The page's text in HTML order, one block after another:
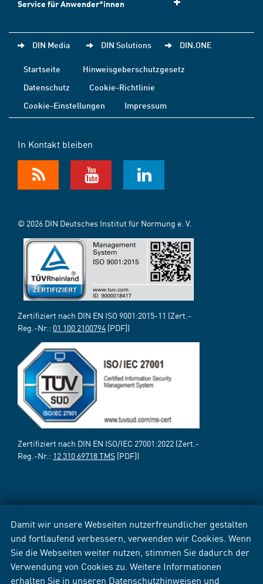
Damit wir unsere Webseiten nutzerfreundlicher gestalten
und fortlaufend verbessern, verwenden wir Cookies. Wenn
Sie die Webseiten weiter nutzen, stimmen Sie dadurch der
Verwendung von Cookies zu. Weitere Informationen
erhalten Sie in unseren Datenschutzhinweisen und
Service für Anwender*innen
DIN Media DIN Solutions DIN.ONE
Startseite
Hinweisgeberschutzgesetz
Datenschutz
Cookie-Richtlinie
Cookie-Einstellungen
Impressum
In Kontakt bleiben
© 2026 DIN Deutsches Institut für Normung e. V.
Zertifiziert nach DIN EN ISO 9001:2015-11 (Zert.-
Reg.-Nr.: 01 100 2100794 [PDF])
Zertifiziert nach DIN EN ISO/IEC 27001:2022 (Zert.-
Reg.-Nr.: 12 310 69718 TMS [PDF])